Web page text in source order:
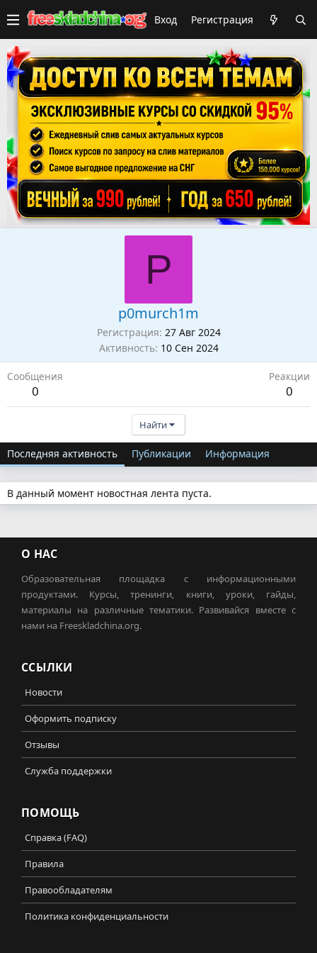
Вход Регистрация
P
p0murch1m
Регистрация 27 Авг 2024
Активность 10 Сен 2024
Сообщения
0
Реакции
0
Найти
Последняя активность Публикации Информация
В данный момент новостная лента пуста.
О НАС
Образовательная площадка с информационными
продуктами. Курсы, тренинги, книги, уроки, гайды,
материалы на различные тематики. Развивайся вместе с
нами на Freeskladchina.org.
ССЫЛКИ
Новости
Оформить подписку
Отзывы
Служба поддержки
ПОМОЩЬ
Справка (FAQ)
Правила
Правообладателям
Политика конфиденциальности